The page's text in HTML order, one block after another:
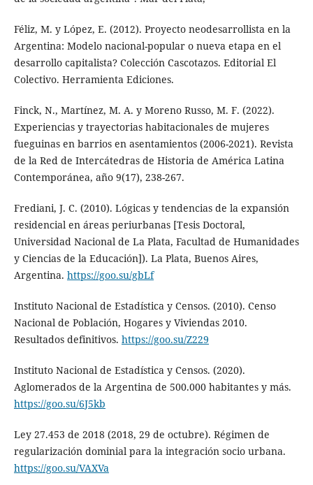
Féliz, M. y López, E. (2012). Proyecto neodesarrollista en la
Argentina: Modelo nacional-popular o nueva etapa en el
desarrollo capitalista? Colección Cascotazos. Editorial El
Colectivo. Herramienta Ediciones.
Finck, N., Martínez, M. A. y Moreno Russo, M. F. (2022).
Experiencias y trayectorias habitacionales de mujeres
fueguinas en barrios en asentamientos (2006-2021). Revista
de la Red de Intercátedras de Historia de América Latina
Contemporánea, año 9(17), 238-267.
Frediani, J. C. (2010). Lógicas y tendencias de la expansión
residencial en áreas periurbanas [Tesis Doctoral,
Universidad Nacional de La Plata, Facultad de Humanidades
y Ciencias de la Educación]). La Plata, Buenos Aires,
Argentina. https://goo.su/gbLf
Instituto Nacional de Estadística y Censos. (2010). Censo
Nacional de Población, Hogares y Viviendas 2010.
Resultados definitivos. https://goo.su/Z229
Instituto Nacional de Estadística y Censos. (2020).
Aglomerados de la Argentina de 500.000 habitantes y más.
https://goo.su/6J5kb
Ley 27.453 de 2018 (2018, 29 de octubre). Régimen de
regularización dominial para la integración socio urbana.
https://goo.su/VAXVa